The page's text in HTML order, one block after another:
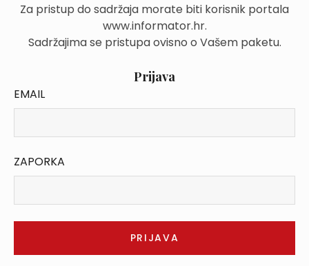
Za pristup do sadržaja morate biti korisnik portala
www.informator.hr.
Sadržajima se pristupa ovisno o Vašem paketu.
Prijava
EMAIL
ZAPORKA